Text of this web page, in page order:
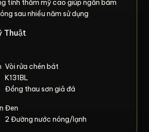
tính thẩm mỹ cao giúp ngăn bám
sau nhiều năm sử dụng
Thuật
Vòi rửa chén bát
K131BL
Đồng thau sơn giả đá
Đen
2 Đường nước nóng/lạnh